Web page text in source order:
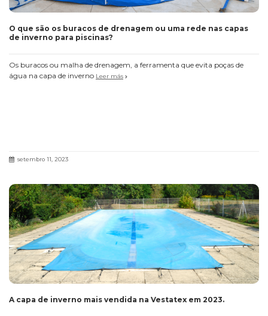
O que são os buracos de drenagem ou uma rede nas capas
de inverno para piscinas?
Os buracos ou malha de drenagem, a ferramenta que evita poças de
água na capa de inverno Leer más
setembro 11, 2023
A capa de inverno mais vendida na Vestatex em 2023.